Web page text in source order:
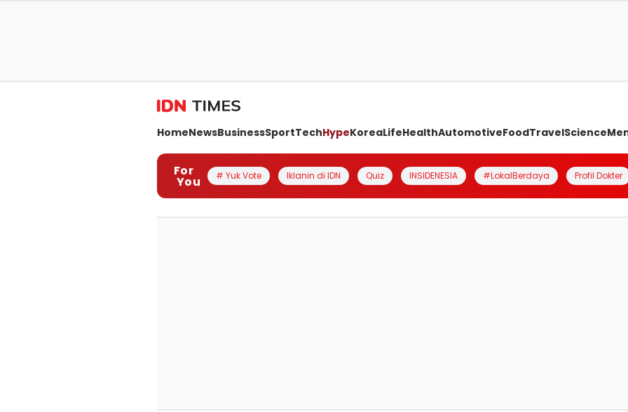
HomeNewsBusinessSportTechHypeKoreaLifeHealthAutomotiveFoodTravelScience
For
You # Yuk Vote Iklanin di IDN Quiz INSIDENESIA #LokalBerdaya Profil Dokter